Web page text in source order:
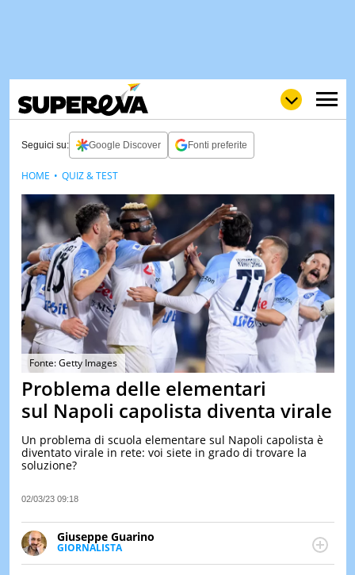
GULPLOVE
WOW
POP
NEWS
STORIE
VIDEO
& TV
QUIZ
&
TEST
&
LE
DI
IERI
Seguici su: Google Discover Fonti preferite
Fonte: Getty Images
Problema delle elementari
sul Napoli capolista diventa virale
Un problema di scuola elementare sul Napoli capolista è
diventato virale in rete: voi siete in grado di trovare la
soluzione?
02/03/23 09:18
Giuseppe Guarino
GIORNALISTA
Ph(D) in Diritto Comparato e processi di
HOME QUIZ & TEST